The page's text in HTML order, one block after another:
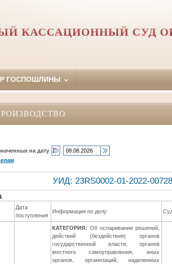
КАССАЦИОННЫЙ СУД
ГОСПОШЛИНЫ
на дату
УИД: 23RS0002-01-2022-
Дата
поступления
Информация по делу
КАТЕГОРИЯ: Об оспаривании решений,
действий (бездействия) органов
государственной власти, органов
местного самоуправления, иных
органов, организаций, наделенных